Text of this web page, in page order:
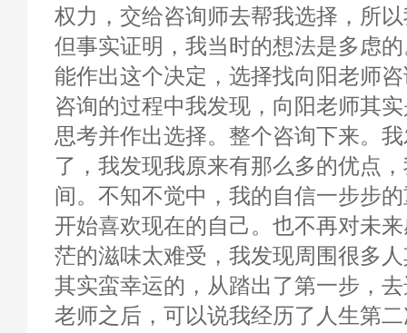
权力，交给咨询师去帮我选择，所
但事实证明，我当时的想法是多虑
能作出这个决定，选择找向阳老师
咨询的过程中我发现，向阳老师其
思考并作出选择。整个咨询下来。
了，我发现我原来有那么多的优点
间。不知不觉中，我的自信一步步
开始喜欢现在的自己。也不再对未
茫的滋味太难受，我发现周围很多
其实蛮幸运的，从踏出了第一步，
老师之后，可以说我经历了人生第